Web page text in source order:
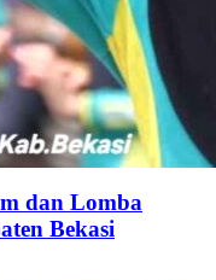
dan Lomba
Bekasi